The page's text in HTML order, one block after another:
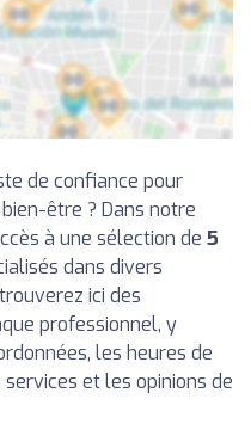
de confiance pour
être ? Dans notre
à une sélection de 5
dans divers
ici des
professionnel, y
les heures de
et les opinions de